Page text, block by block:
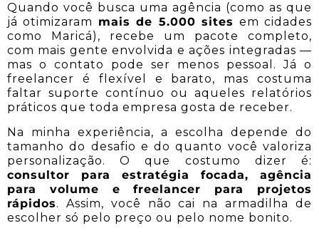
Quando você busca uma agência (como as que
já otimizaram mais de 5.000 sites em cidades
como Maricá), recebe um pacote completo,
com mais gente envolvida e ações integradas —
mas o contato pode ser menos pessoal. Já o
freelancer é flexível e barato, mas costuma
faltar suporte contínuo ou aqueles relatórios
práticos que toda empresa gosta de receber.
Na minha experiência, a escolha depende do
tamanho do desafio e do quanto você valoriza
personalização. O que costumo dizer é:
consultor para estratégia focada, agência
para volume e freelancer para projetos
rápidos. Assim, você não cai na armadilha de
escolher só pelo preço ou pelo nome bonito.